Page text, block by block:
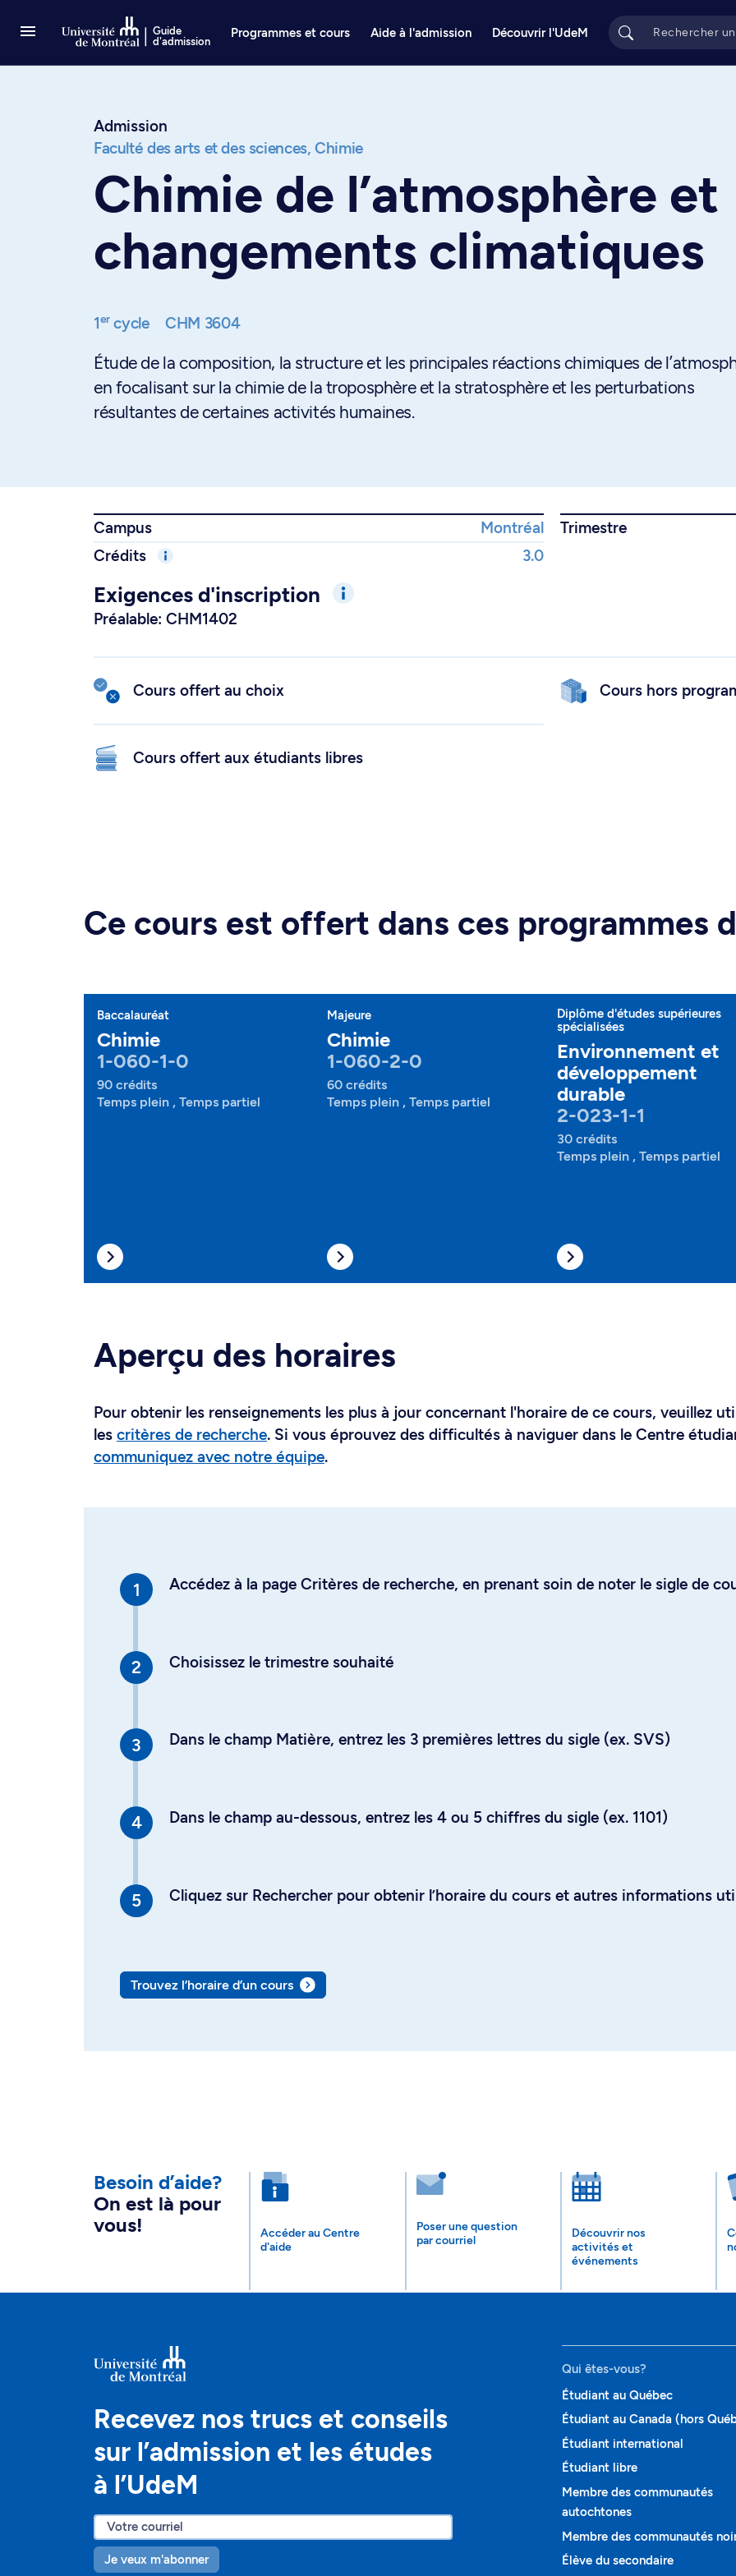
Guide
d'admission
Programmes et cours Aide à l'admission Découvrir l'UdeM
Admission
Faculté des arts et des sciences, Chimie
Chimie de l’atmosphère et
changements climatiques
1ercycle CHM 3604
Étude de la composition, la structure et les principales réactions chimiques de
en focalisant sur la chimie de la troposphère et la stratosphère et les perturbations
résultantes de certaines activités humaines.
Campus Montréal
Trimestre
Crédits
3.0
Exigences d'inscription
Préalable: CHM1402
Cours offert au choix Cours hors
Cours offert aux étudiants libres
Ce cours est offert dans ces programmes
Baccalauréat
Chimie
1-060-1-0
90 crédits
Temps plein , Temps partiel
Majeure
Chimie
1-060-2-0
60 crédits
Temps plein , Temps partiel
Diplôme d'études supérieures
spécialisées
Environnement et
développement
durable
2-023-1-1
30 crédits
Temps plein , Temps partiel
Aperçu des horaires
Pour obtenir les renseignements les plus à jour concernant l'horaire de ce cours, veuillez
les critères de recherche. Si vous éprouvez des difficultés à naviguer dans le Centre
communiquez avec notre équipe.
Accédez à la page Critères de recherche, en prenant soin de noter le sigle de
Choisissez le trimestre souhaité
Dans le champ Matière, entrez les 3 premières lettres du sigle (ex. SVS)
Dans le champ au-dessous, entrez les 4 ou 5 chiffres du sigle (ex. 1101)
Cliquez sur Rechercher pour obtenir l’horaire du cours et autres informations
Trouvez l’horaire d’un cours
Besoin d’aide?
On est là pour
vous!
Accéder au Centre
d'aide
Poser une question
par courriel
Découvrir nos
activités et
événements
Recevez nos trucs et conseils
sur l’admission et les études
à l’UdeM
Je veux m'abonner
Qui êtes-vous?
Étudiant au Québec
Étudiant au Canada (hors
Étudiant international
Étudiant libre
Membre des communautés
autochtones
Membre des communautés
Élève du secondaire